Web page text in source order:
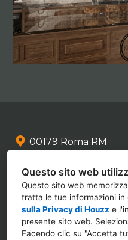
Questo sito web
Questo sito web
tratta le tue informazioni in
sulla Privacy di Houzz e l'
presente sito web.
Facendo clic su "Accetta
00179 Roma RM